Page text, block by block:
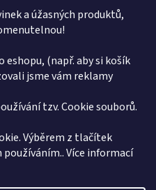
a úžasných produktů,
(např. aby si košík
jsme vám reklamy
tzv. Cookie souborů.
Výběrem z tlačítek
Více informací
"Peppa Pig", 23 cm, 8 ks
Skladem(>10 ks)
celkem